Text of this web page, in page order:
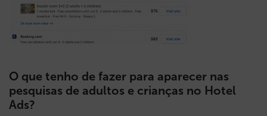
O que tenho de fazer para aparecer nas
pesquisas de adultos e crianças no Hotel
Ads?